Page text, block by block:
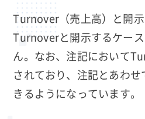
Turnover（売上高）と開示
Turnoverと開示するケー
ん。なお、注記において
されており、注記とあわ
きるようになっています。